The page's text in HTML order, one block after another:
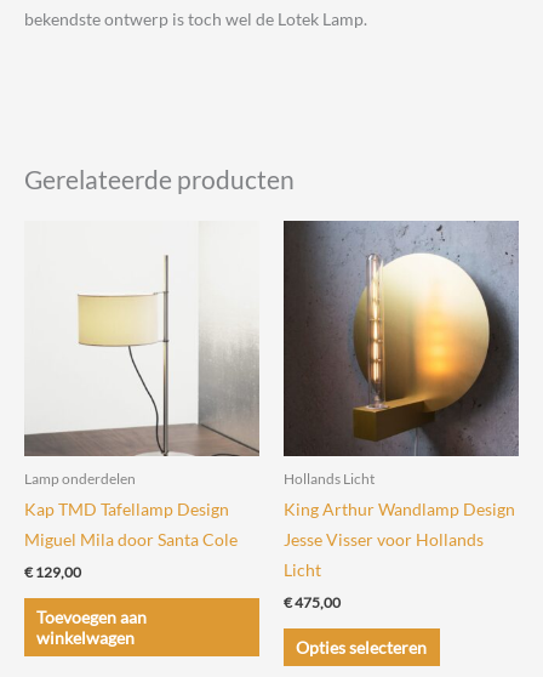
bekendste ontwerp is toch wel de Lotek Lamp.
Gerelateerde producten
Lamp onderdelen
Kap TMD Tafellamp Design
Miguel Mila door Santa Cole
€129,00
Toevoegen aan
winkelwagen
Hollands Licht
King Arthur Wandlamp Design
Jesse Visser voor Hollands
Licht
€475,00
Opties selecteren
Dit
product